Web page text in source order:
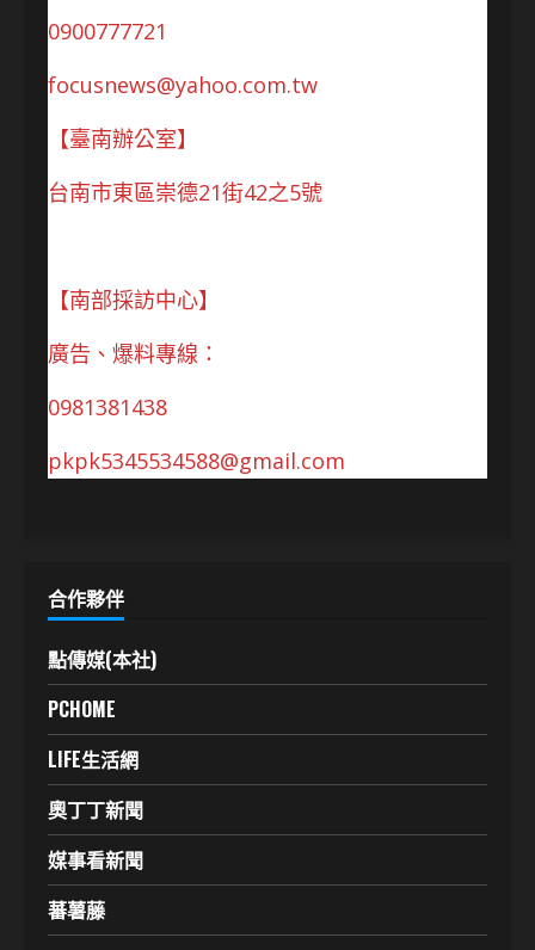
0900777721
focusnews@yahoo.com.tw
【臺南辦公室】
台南市東區崇德21街42之5號
【南部採訪中心】
廣告、爆料專線：
0981381438
pkpk5345534588@gmail.com
合作夥伴
點傳媒(本社)
PCHOME
LIFE生活網
奧丁丁新聞
媒事看新聞
蕃薯藤